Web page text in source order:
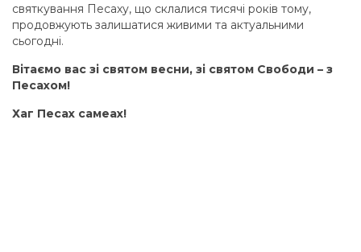
святкування Песаху, що склалися тисячі років тому,
продовжують залишатися живими та актуальними
сьогодні.
Вітаємо вас зі святом весни, зі святом Свободи – з
Песахом!
Хаг Песах самеах!